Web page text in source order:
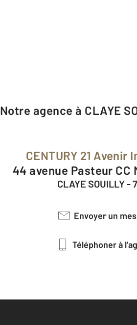
Notre agence à CLAYE
CENTURY 21
44 avenue Pasteur
CLAYE SOUILLY -
Envoyer un
Téléphoner à